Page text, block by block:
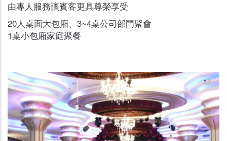
由專人服務讓賓客更具尊榮享受
20人桌面大包廂、3~4桌公司部門聚會
1桌小包廂家庭聚餐